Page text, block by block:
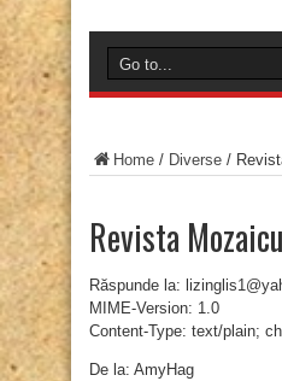
Home / Diverse /
Revista
Răspunde la:
MIME-Version: 1.0
Content-Type: text/plain;
De la: AmyHag